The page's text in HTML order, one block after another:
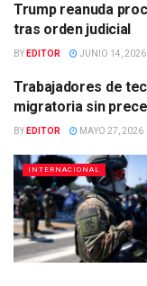
INTERNACIONAL
Trump reanuda
tras orden judicial
BY EDITOR JUNIO 14, 2026
INTERNACIONAL
Trabajadores de
migratoria sin
BY EDITOR MAYO 27, 2026
INTERNACIONAL